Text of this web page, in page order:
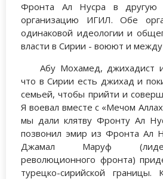
Фронта Ал Нусра в другую
организацию ИГИЛ. Обе
одинаковой идеологии и
власти в Сирии - воюют и между
Абу Мохамед, джихадист
что в Сирии есть джихад и
семьей, чтобы прийти и
Я воевал вместе с «Мечом
мы дали клятву Фронту Ал
позвонил эмир из Фронта Ал
Джамал Маруф
революционного фронта)
турецко-сирийской